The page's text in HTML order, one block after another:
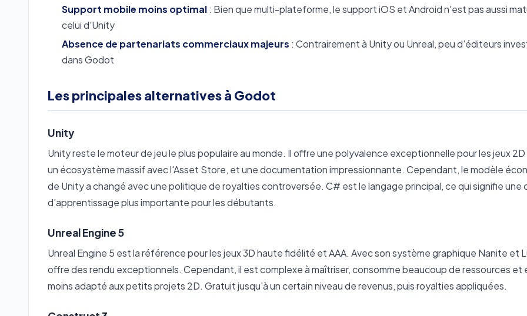
Support mobile moins optimal: Bien que multi-plateforme, le support iOS et Android n'est pas aussi
celui d'Unity
Absence de partenariats commerciaux majeurs : Contrairement à Unity ou Unreal, peu d'éditeurs
dans Godot
Les principales alternatives à Godot
Unity
Unity reste le moteur de jeu le plus populaire au monde. Il offre une polyvalence exceptionnelle pour les jeux
un écosystème massif avec l'Asset Store, et une documentation impressionnante. Cependant, le modèle
de Unity a changé avec une politique de royalties controversée. C# est le langage principal, ce qui signifie une
d'apprentissage plus importante pour les débutants.
Unreal Engine 5
Unreal Engine 5 est la référence pour les jeux 3D haute fidélité et AAA. Avec son système graphique Nanite et
offre des rendu exceptionnels. Cependant, il est complexe à maîtriser, consomme beaucoup de ressources et
moins adapté aux petits projets 2D. Gratuit jusqu'à un certain niveau de revenus, puis royalties appliquées.